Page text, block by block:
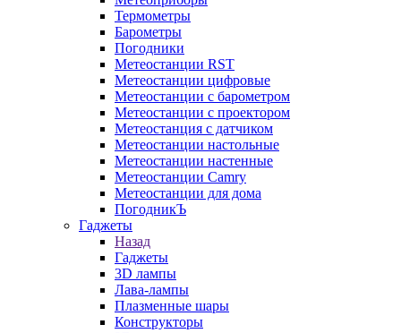
Термометры
Барометры
Погодники
Метеостанции RST
Метеостанции цифровые
Метеостанции с барометром
Метеостанции с проектором
Метеостанция с датчиком
Метеостанции настольные
Метеостанции настенные
Метеостанции Camry
Метеостанции для дома
ПогодникЪ
Гаджеты
Назад
Гаджеты
3D лампы
Лава-лампы
Плазменные шары
Конструкторы